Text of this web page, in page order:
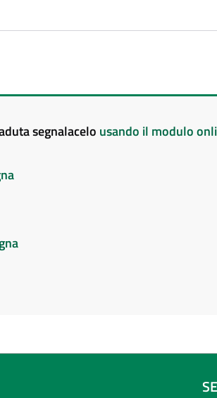
segnalacelo usando il modulo